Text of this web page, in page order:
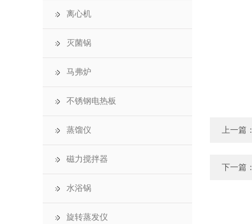
上一篇：
下一篇：
离心机
灭菌锅
马弗炉
不锈钢电热板
蒸馏仪
磁力搅拌器
水浴锅
旋转蒸发仪